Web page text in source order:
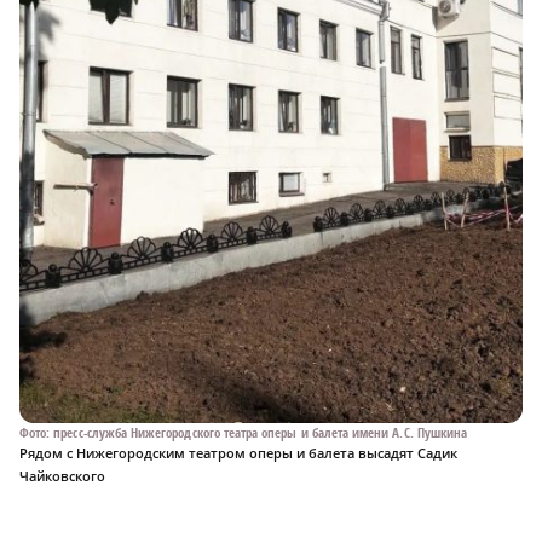
Фото: пресс-служба Нижегородского театра оперы и балета имени А.С. Пушкина
Рядом с Нижегородским театром оперы и балета высадят Садик
Чайковского